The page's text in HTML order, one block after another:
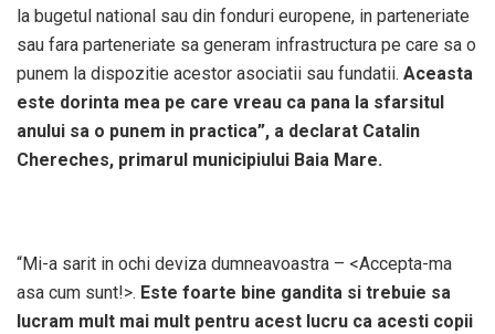
la bugetul national sau din fonduri europene, in parteneriate
sau fara parteneriate sa generam infrastructura pe care sa o
punem la dispozitie acestor asociatii sau fundatii. Aceasta
este dorinta mea pe care vreau ca pana la sfarsitul
anului sa o punem in practica”, a declarat Catalin
Chereches, primarul municipiului Baia Mare.
“Mi-a sarit in ochi deviza dumneavoastra – <Accepta-ma
asa cum sunt!>. Este foarte bine gandita si trebuie sa
lucram mult mai mult pentru acest lucru ca acesti copii